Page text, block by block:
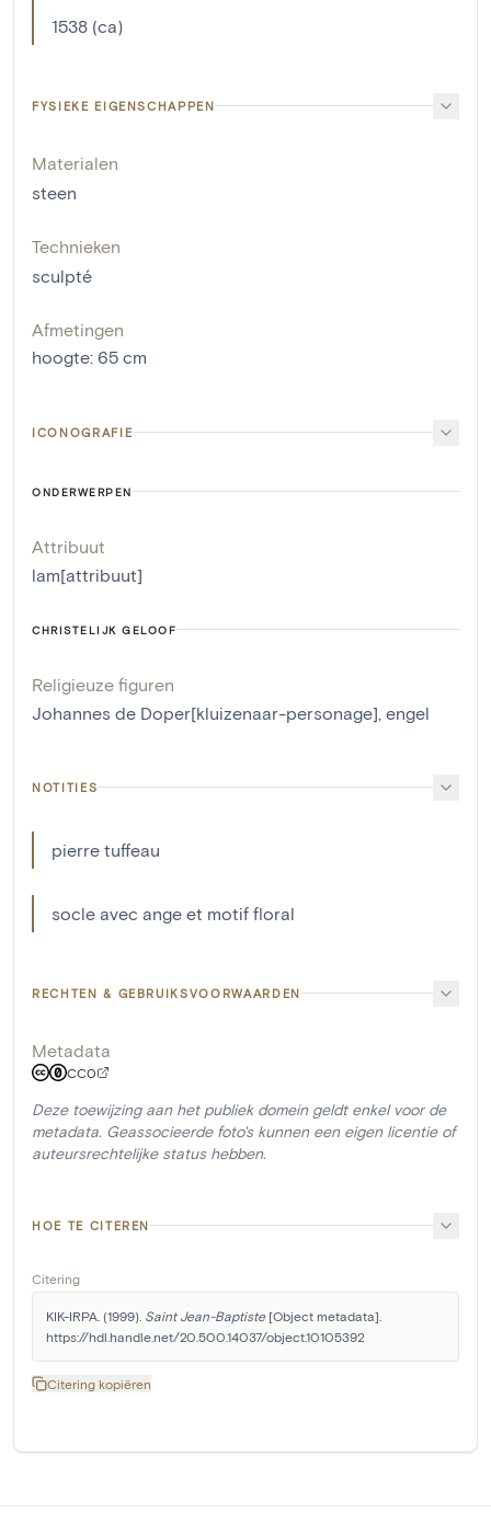
1538 (ca)
FYSIEKE EIGENSCHAPPEN
Materialen
steen
Technieken
sculpté
Afmetingen
hoogte: 65 cm
ICONOGRAFIE
ONDERWERPEN
Attribuut
lam[attribuut]
CHRISTELIJK GELOOF
Religieuze figuren
Johannes de Doper[kluizenaar-personage] engel
NOTITIES
pierre tuffeau
socle avec ange et motif floral
RECHTEN & GEBRUIKSVOORWAARDEN
Metadata
CC0
Deze toewijzing aan het publiek domein geldt enkel voor de
metadata. Geassocieerde foto's kunnen een eigen licentie of
auteursrechtelijke status hebben.
HOE TE CITEREN
Citering
KIK-IRPA. (1999). Saint Jean-Baptiste [Object metadata].
https://hdl.handle.net/20.500.14037/object.10105392
Citering kopiëren